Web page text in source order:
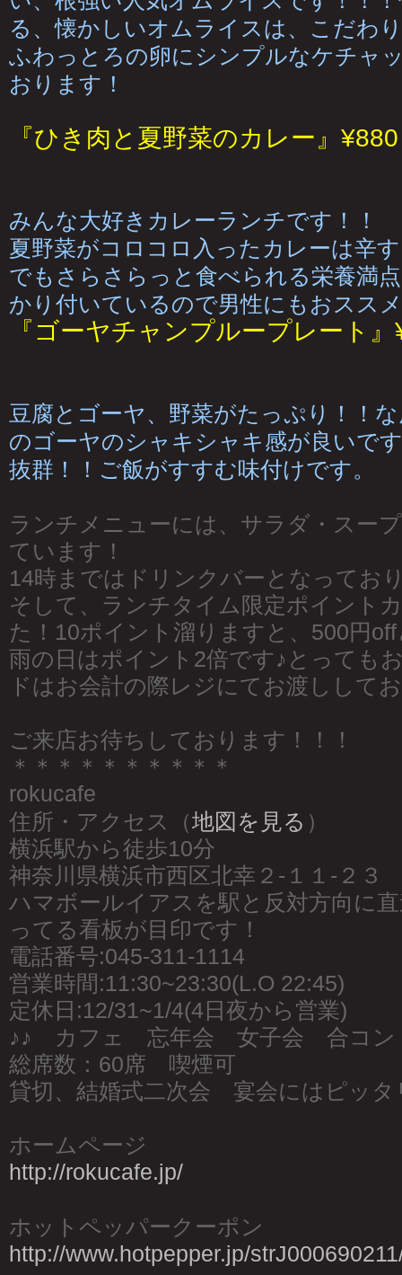
る、懐かしいオムライスは、こだわ
ふわっとろの卵にシンプルなケチャ
おります！
『ひき肉と夏野菜のカレー』¥880
みんな大好きカレーランチです！！
夏野菜がコロコロ入ったカレーは辛
でもさらさらっと食べられる栄養満
かり付いているので男性にもおスス
『ゴーヤチャンプループレート
豆腐とゴーヤ、野菜がたっぷり！！
のゴーヤのシャキシャキ感が良いで
抜群！！ご飯がすすむ味付けです。
ランチメニューには、サラダ・スー
ています！
14時まではドリンクバーとなってお
そして、ランチタイム限定ポイント
た！10ポイント溜りますと、500円
雨の日はポイント2倍です♪とっても
ドはお会計の際レジにてお渡しして
ご来店お待ちしております！！！
＊＊＊＊＊＊＊＊＊＊
rokucafe
住所・アクセス（地図を見る ）
横浜駅から徒歩10分
神奈川県横浜市西区北幸２-１１-２３
ハマボールイアスを駅と反対方向に
ってる看板が目印です！
電話番号:045-311-1114
営業時間:11:30~23:30(L.O 22:45)
定休日:12/31~1/4(4日夜から営業)
♪♪ カフェ 忘年会 女子会 合コ
総席数：60席 喫煙可
貸切、結婚式二次会 宴会にはピッタ
ホームページ
http://rokucafe.jp/
ホットペッパークーポン
http://www.hotpepper.jp/